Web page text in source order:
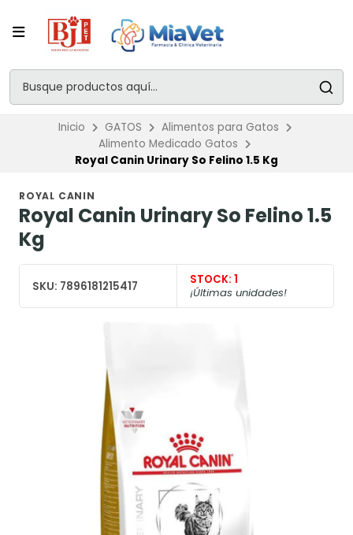
Inicio GATOS
Alimentos para Gatos
Alimento Medicado Gatos
Royal Canin Urinary So Felino 1.5 Kg
ROYAL CANIN
Royal Canin Urinary So Felino 1.5
Kg
SKU: 7896181215417 STOCK: 1
¡Últimas unidades!